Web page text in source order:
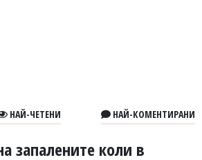
НАЙ-ЧЕТЕНИ НАЙ-КОМЕНТИРАНИ
запалените коли в